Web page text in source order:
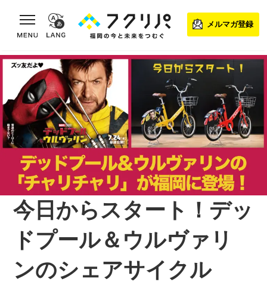
toggle navigation
メルマガ登録
今日からスタート！デッ
ドプール＆ウルヴァリ
ンのシェアサイクル